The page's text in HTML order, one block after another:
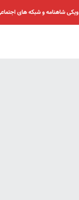
ویکی شاهنامه و شبکه های